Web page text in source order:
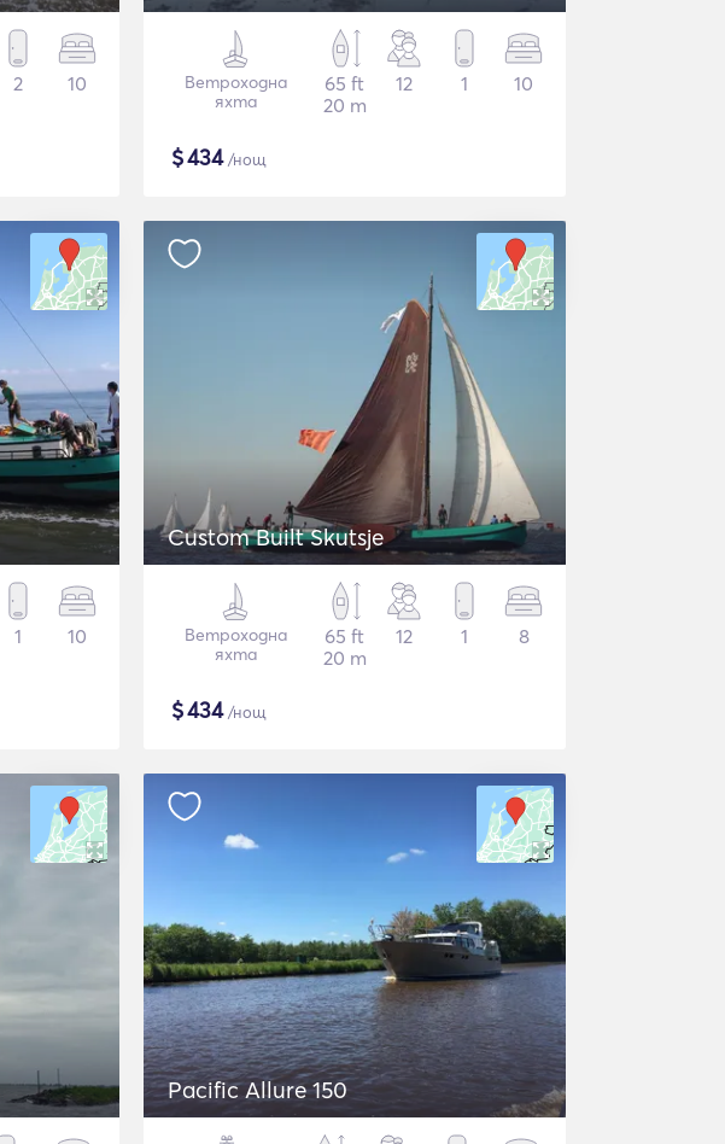
2 10
Ветроходна
яхта
65 ft
20 m
12 1 10
$434/нощ
1 10
Custom Built Skutsje
Ветроходна
яхта
65 ft
20 m
12 1 8
$434/нощ
Pacific Allure 150